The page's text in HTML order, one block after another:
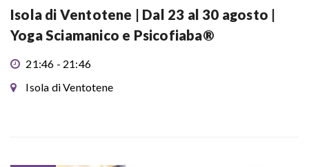
Isola di Ventotene | Dal 23 al 30 agosto |
Yoga Sciamanico e Psicofiaba®
21:46 - 21:46
Isola di Ventotene